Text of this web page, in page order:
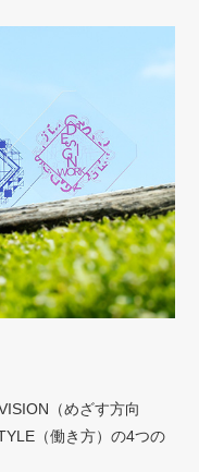
（めざす方向
（働き方）の4つの